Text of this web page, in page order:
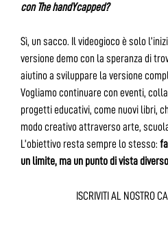
con The handYcapped?
Sì, un sacco. Il videogioco è solo
versione demo con la speranza di
aiutino a sviluppare la versione
Vogliamo continuare con eventi,
progetti educativi, come nuovi libri,
modo creativo attraverso arte,
L’obiettivo resta sempre lo stesso:
un limite, ma un punto di vista
ISCRIVITI AL NOSTRO